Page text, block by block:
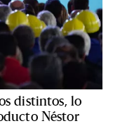
distintos, lo
Néstor